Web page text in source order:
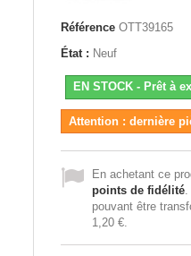
Référence OTT39165
État : Neuf
EN STOCK - Prêt à
Attention : dernière
En achetant ce
points de fidélité.
pouvant être
1,20 €.